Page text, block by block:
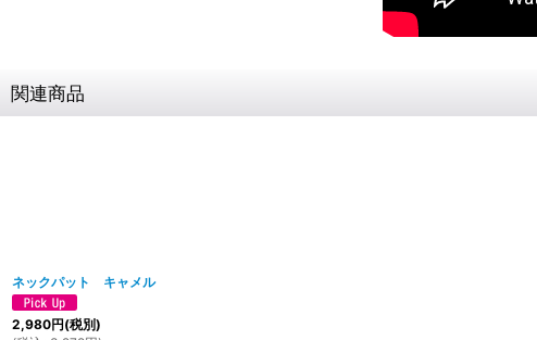
関連商品
ネックパット キャメル
2,980円(税別)